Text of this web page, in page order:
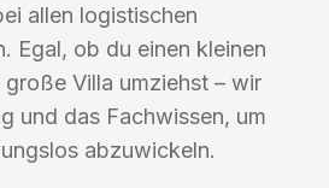
allen logistischen
Egal, ob du einen kleinen
Villa umziehst – wir
und das Fachwissen, um
abzuwickeln.